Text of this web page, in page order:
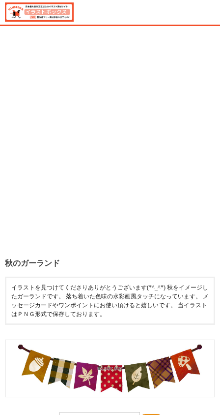
秋のガーランド
イラストを見つけてくださりありがとうございます(*^_^*) 秋をイメージし
たガーランドです。 落ち着いた色味の水彩画風タッチになっています。 メ
ッセージカードやワンポイントにお使い頂けると嬉しいです。 当イラスト
はＰＮＧ形式で保存しております。